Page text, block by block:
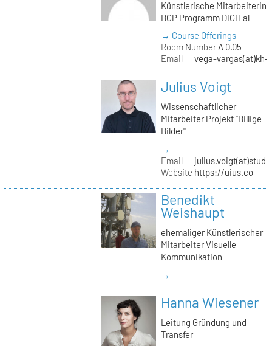
Künstlerische Mitarbeiterin
BCP Programm DiGiTal
→ Course Offerings
Room NumberA 0.05
Email
vega-vargas(at)kh-
Julius Voigt
Wissenschaftlicher
Mitarbeiter Projekt "Billige
Bilder"
→
Email
Website https://uius.co
Benedikt
Weishaupt
ehemaliger Künstlerischer
Mitarbeiter Visuelle
Kommunikation
→
Hanna Wiesener
Leitung Gründung und
Transfer